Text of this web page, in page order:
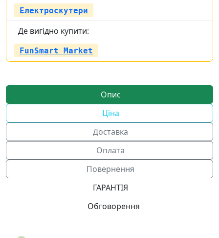
Електроскутери
Де вигідно купити:
FunSmart Market
Опис
Ціна
Доставка
Оплата
Повернення
ГАРАНТІЯ
Обговорення